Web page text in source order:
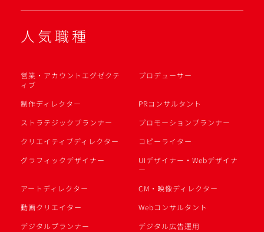
人気職種
営業・アカウントエグゼクテ
ィブ
プロデューサー
制作ディレクター
PRコンサルタント
ストラテジックプランナー
プロモーションプランナー
クリエイティブディレクター
コピーライター
グラフィックデザイナー
UIデザイナー・Webデザイナ
ー
アートディレクター
CM・映像ディレクター
動画クリエイター
Webコンサルタント
デジタルプランナー
デジタル広告運用